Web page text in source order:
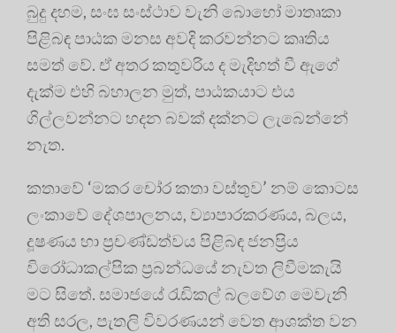
බුදු දහම, සංඝ සංස්ථාව වැනි බොහෝ මාතෘකා
පිළිබඳ පාඨක මනස අවදි කරවන්නට කෘතිය
සමත් වේ. ඒ අතර කතුවරිය ද මැදිහත් වී ඇගේ
දැක්ම එහි බහාලන මුත්, පාඨකයාට එය
ගිල්ලවන්නට හදන බවක් දක්නට ලැබෙන්නේ
නැත.
කතාවේ ‘මකර චෝර කතා වස්තුව’ නම් කොටස
ලංකාවේ දේශපාලනය, ව්‍යාපාරකරණය, බලය,
දූෂණය හා ප්‍රචණ්ඩත්වය පිළිබඳ ජනප්‍රිය
විරෝධාකල්පික ප්‍රබන්ධයේ නැවත ලිවීමකැයි
මට සිතේ. සමාජයේ රැඩිකල් බලවේග මෙවැනි
අති සරල, පැතලි විවරණයන් වෙත ආශක්ත වන